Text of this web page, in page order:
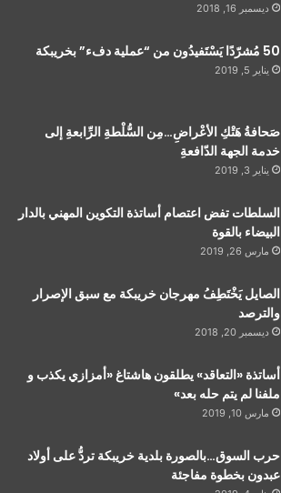
ديسمبر 16, 2018
50 مُشرّدًا يَسْتَفيدُون من “عملية دفء” بخريبكة
يناير 5, 2019
صَحافةُ هَتْكِ الأعْراضِ…مِن السُّلْطةِ الرِّابعةِ إلى
خدمة الجهة الدّافعةِ
يناير 3, 2019
السلطات تفض اعتصام أساتذة التكوين المهني بالدار
البيضاء بالقوة
مارس 26, 2019
الصايل يَخْتَطِفُ مهرجان خريبكة مع سبق الإصرار
والترصد
ديسمبر 20, 2018
أساتذة «التعاقد» يطلقون هاشتاغ «أمزازي يكذب و
ملفنا لم يتم حله بعد»
مارس 10, 2019
حرب السوق…بالصورة بلدية خريبكة تردُّ على أولاد
عبدون بخطوة مفاجئة